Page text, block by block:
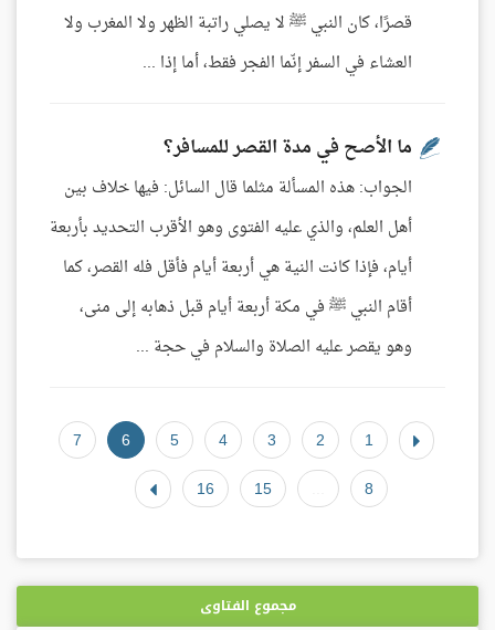
قصرًا، كان النبي ﷺ لا يصلي راتبة الظهر ولا المغرب ولا
العشاء في السفر إنّما الفجر فقط، أما إذا ...
ما الأصح في مدة القصر للمسافر؟
الجواب: هذه المسألة مثلما قال السائل: فيها خلاف بين
أهل العلم، والذي عليه الفتوى وهو الأقرب التحديد بأربعة
أيام، فإذا كانت النية هي أربعة أيام فأقل فله القصر، كما
أقام النبي ﷺ في مكة أربعة أيام قبل ذهابه إلى منى،
وهو يقصر عليه الصلاة والسلام في حجة ...
1
2
3
4
5
6
7
8
15
16
مجموع الفتاوى